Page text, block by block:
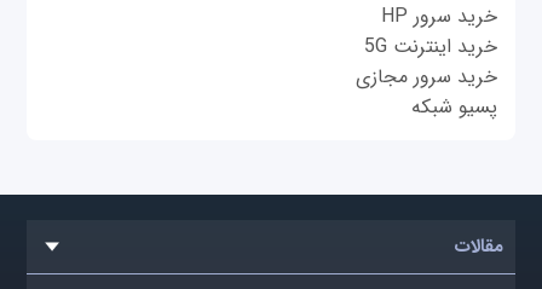
خرید سرور HP
خرید اینترنت 5G
خرید سرور مجازی
پسیو شبکه
مقالات